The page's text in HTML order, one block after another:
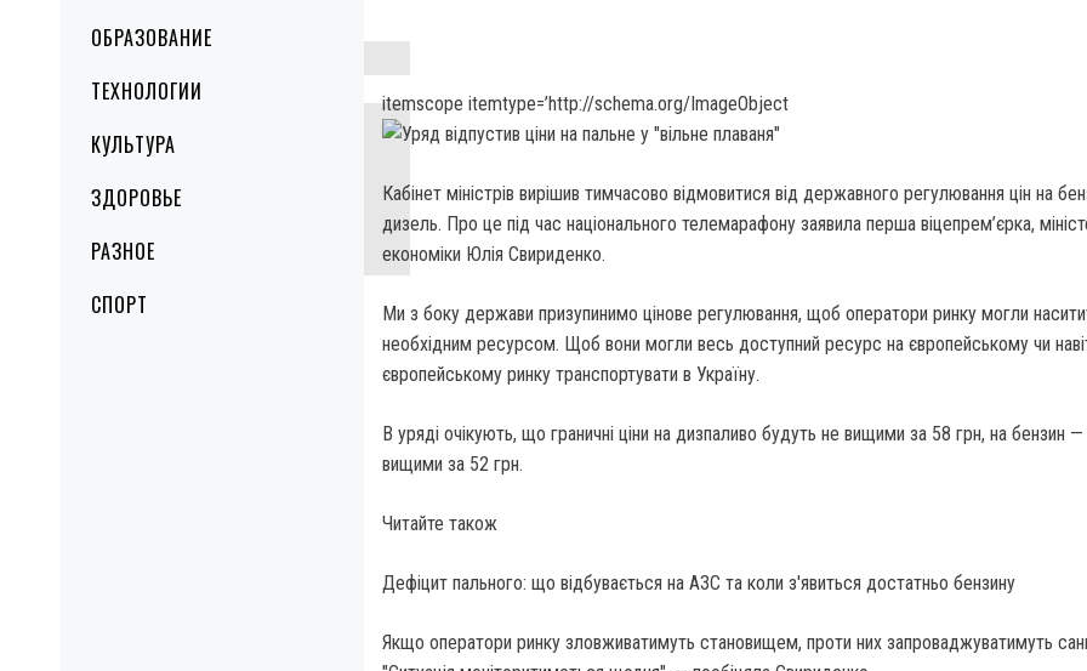
ОБРАЗОВАНИЕ
ТЕХНОЛОГИИ
КУЛЬТУРА
ЗДОРОВЬЕ
РАЗНОЕ
СПОРТ
itemscope itemtype=’http://schema.org/ImageObject
Кабінет міністрів вирішив тимчасово відмовитися від державного регулювання цін на
дизель. Про це під час національного телемарафону заявила перша віцепрем’єрка,
економіки Юлія Свириденко.
Ми з боку держави призупинимо цінове регулювання, щоб оператори ринку могли
необхідним ресурсом. Щоб вони могли весь доступний ресурс на європейському чи
європейському ринку транспортувати в Україну.
В уряді очікують, що граничні ціни на дизпаливо будуть не вищими за 58 грн, на бензин —
вищими за 52 грн.
Читайте також
Дефіцит пального: що відбувається на АЗС та коли з'явиться достатньо бензину
Якщо оператори ринку зловживатимуть становищем, проти них запроваджуватимуть